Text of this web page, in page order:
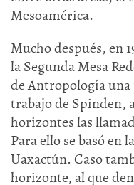
Mesoamérica.
Mucho después, en
la Segunda Mesa
de Antropología
trabajo de Spinden,
horizontes las
Para ello se basó en
Uaxactún. Caso
horizonte, al que